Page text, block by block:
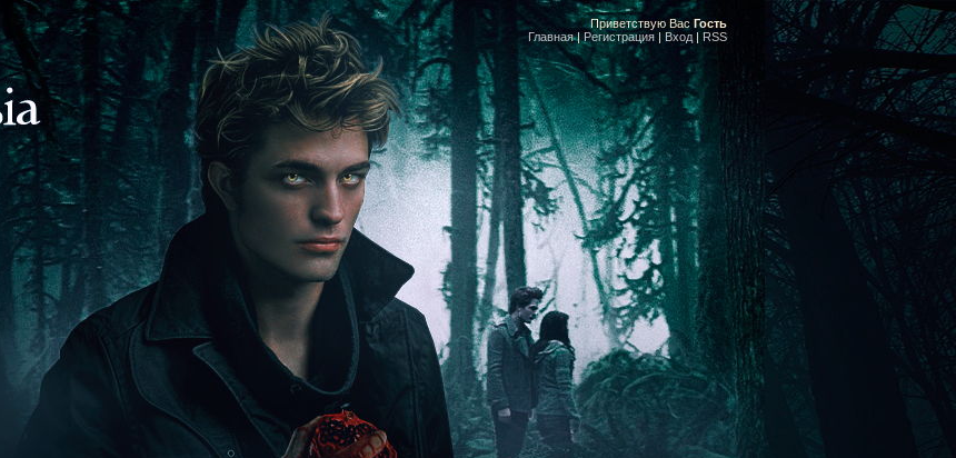
Приветствую Вас Гость
Главная| Регистрация | Вход | RSS